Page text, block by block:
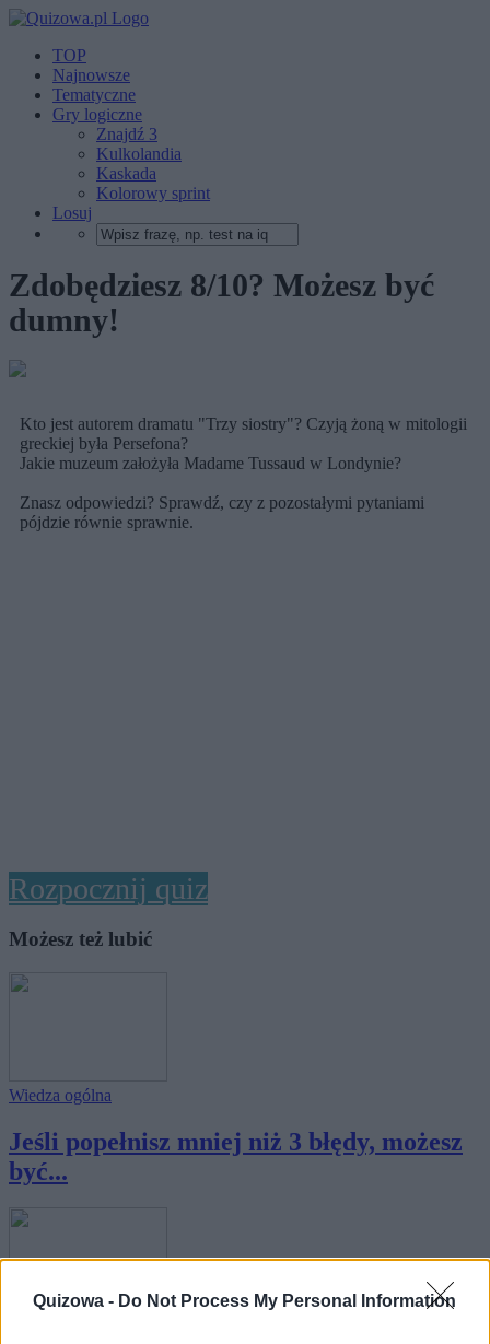
Quizowa - Do Not Process My Personal Information
TOP
Najnowsze
Tematyczne
Gry logiczne
Znajdź 3
Kulkolandia
Kaskada
Kolorowy sprint
Losuj
Zdobędziesz 8/10? Możesz być
dumny!
Kto jest autorem dramatu "Trzy siostry"? Czyją żoną w mitologii
greckiej była Persefona?
Jakie muzeum założyła Madame Tussaud w Londynie?
Znasz odpowiedzi? Sprawdź, czy z pozostałymi pytaniami
pójdzie równie sprawnie.
Rozpocznij quiz
Możesz też lubić
Wiedza ogólna
Jeśli popełnisz mniej niż 3 błędy, możesz
być...